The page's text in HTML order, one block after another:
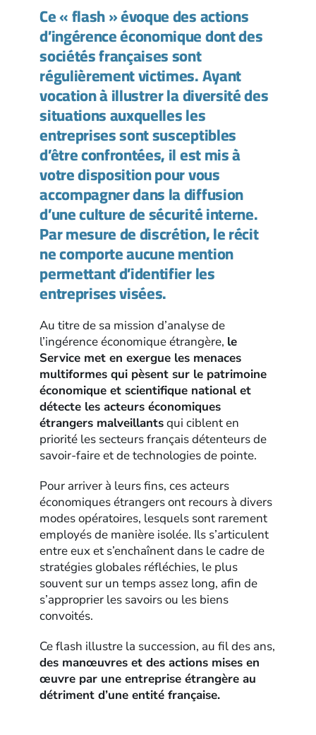
Ce « flash » évoque des actions
d’ingérence économique dont des
sociétés françaises sont
régulièrement victimes. Ayant
vocation à illustrer la diversité des
situations auxquelles les
entreprises sont susceptibles
d’être confrontées, il est mis à
votre disposition pour vous
accompagner dans la diffusion
d’une culture de sécurité interne.
Par mesure de discrétion, le récit
ne comporte aucune mention
permettant d’identifier les
entreprises visées.
Au titre de sa mission d’analyse de
l’ingérence économique étrangère, le
Service met en exergue les menaces
multiformes qui pèsent sur le patrimoine
économique et scientifique national et
détecte les acteurs économiques
étrangers malveillantsqui ciblent en
priorité les secteurs français détenteurs de
savoir-faire et de technologies de pointe.
Pour arriver à leurs fins, ces acteurs
économiques étrangers ont recours à divers
modes opératoires, lesquels sont rarement
employés de manière isolée. Ils s’articulent
entre eux et s’enchaînent dans le cadre de
stratégies globales réfléchies, le plus
souvent sur un temps assez long, afin de
s’approprier les savoirs ou les biens
convoités.
Ce flash illustre la succession, au fil des ans,
des manœuvres et des actions mises en
œuvre par une entreprise étrangère au
détriment d’une entité française.